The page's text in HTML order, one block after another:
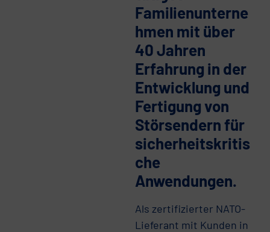
Familienunterne
hmen mit über
40 Jahren
Erfahrung in der
Entwicklung und
Fertigung von
Störsendern für
sicherheitskritis
che
Anwendungen.
Als zertifizierter NATO-
Lieferant mit Kunden in